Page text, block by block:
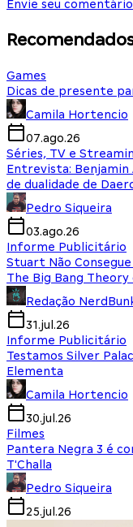
Envie seu comentário
Games
Dicas de presente
Camila Hortencio
07.ago.26
Séries, TV e
Entrevista: Benjamin
de dualidade de
Pedro Siqueira
03.ago.26
Informe Publicitário
Stuart Não
The Big Bang
Redação
31.jul.26
Informe Publicitário
Testamos Silver
Elementa
Camila Hortencio
30.jul.26
Filmes
Pantera Negra 3 é
T'Challa
Pedro Siqueira
25.jul.26